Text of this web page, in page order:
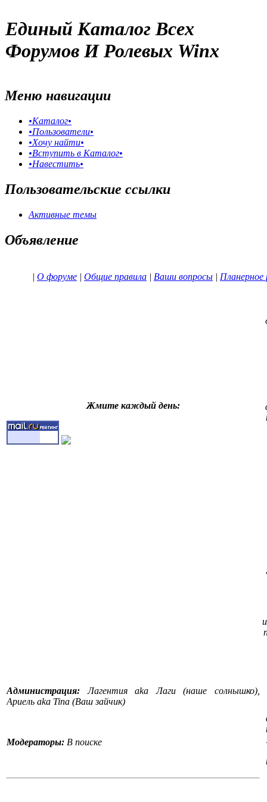
Единый Каталог Всех
Форумов И Ролевых Winx
Меню навигации
•Каталог•
•Пользователи•
•Хочу найти•
•Вступить в Каталог•
•Навестить•
Пользовательские ссылки
Активные темы
Объявление
| О форуме | Общие правила | Ваши вопросы | Планерное
Жмите каждый день:
Администрация:
Лагентия aka Лаги (наше солнышко),
Ариель aka Tina (Ваш зайчик)
Модераторы: В поиске